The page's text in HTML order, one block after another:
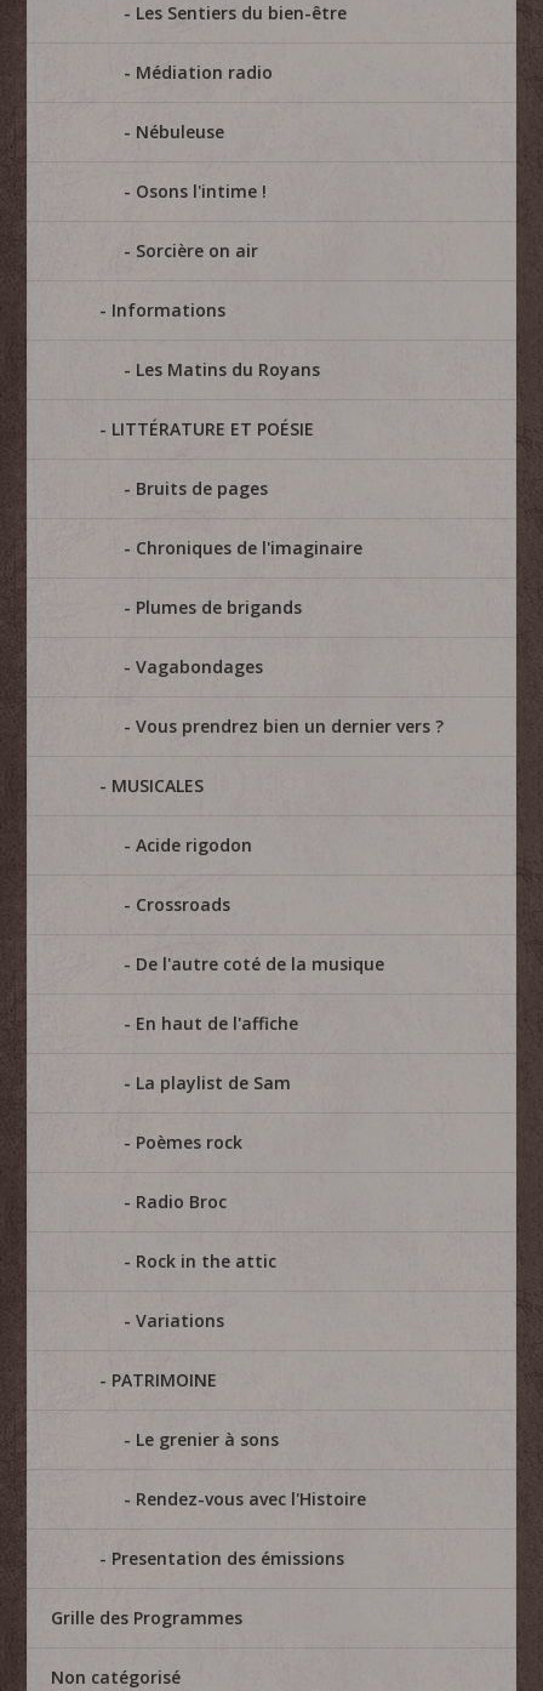
Les Sentiers du bien-être
Médiation radio
Nébuleuse
Osons l'intime !
Sorcière on air
Informations
Les Matins du Royans
LITTÉRATURE ET POÉSIE
Bruits de pages
Chroniques de l'imaginaire
Plumes de brigands
Vagabondages
Vous prendrez bien un dernier vers ?
MUSICALES
Acide rigodon
Crossroads
De l'autre coté de la musique
En haut de l'affiche
La playlist de Sam
Poèmes rock
Radio Broc
Rock in the attic
Variations
PATRIMOINE
Le grenier à sons
Rendez-vous avec l'Histoire
Presentation des émissions
Grille des Programmes
Non catégorisé